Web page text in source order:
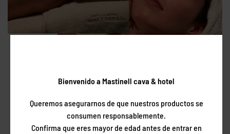
Bienvenido a Mastinell cava & hotel
Queremos asegurarnos de que nuestros productos se
consumen responsablemente.
Confirma que eres mayor de edad antes de entrar en